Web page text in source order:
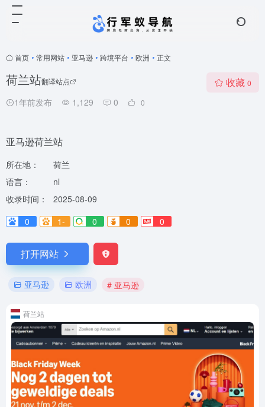
首页 • 常用网站 • 亚马逊 • 跨境平台 • 欧洲 • 正文
荷兰站翻译站点
1年前发布 1,129 0 0
收藏 0
亚马逊荷兰站
所在地：
荷兰
语言：
nl
收录时间：
2025-08-09
0
1- 0 0 0
打开网站
亚马逊 欧洲 # 亚马逊
荷兰站